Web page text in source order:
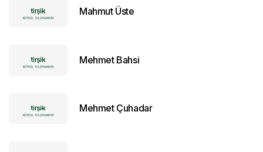
Mahmut Üste
Mehmet Bahsi
Mehmet Çuhadar